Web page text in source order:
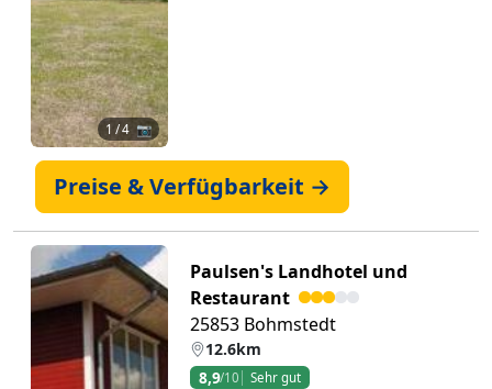
1 / 4 📷
Preise & Verfügbarkeit →
Paulsen's Landhotel und
Restaurant
25853 Bohmstedt
12.6km
8,9/10 Sehr gut